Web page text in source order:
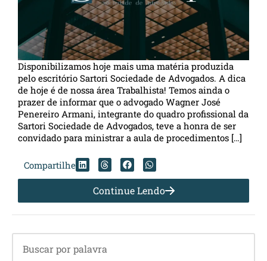
Disponibilizamos hoje mais uma matéria produzida
pelo escritório Sartori Sociedade de Advogados. A dica
de hoje é de nossa área Trabalhista! Temos ainda o
prazer de informar que o advogado Wagner José
Penereiro Armani, integrante do quadro profissional da
Sartori Sociedade de Advogados, teve a honra de ser
convidado para ministrar a aula de procedimentos […]
Compartilhe
Continue Lendo